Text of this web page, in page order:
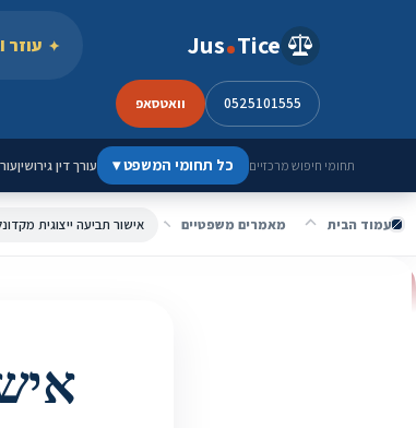
Jus Tice עוזר AI מיידי
0525101555 וואטסאפ
תחומי חיפוש מרכזיים כל תחומי המשפט▾ עורך דין גירושין
עמוד הבית מאמרים משפטיים אישור תביעה ייצוגית